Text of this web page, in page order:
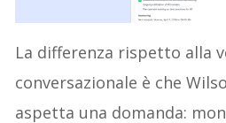
La differenza rispetto alla
conversazionale è che
aspetta una domanda: